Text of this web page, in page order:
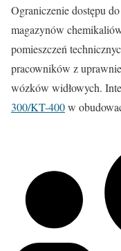
Ograniczenie dostępu
magazynów
pomieszczeń
pracowników z
wózków widłowych.
300/KT-400w